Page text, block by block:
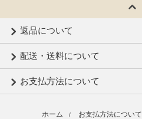
返品について
配送・送料について
お支払方法について
ホーム / お支払方法について